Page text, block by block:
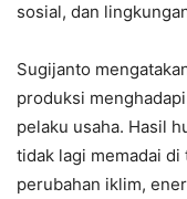
sosial, dan
Sugijanto
produksi
pelaku usaha. Hasil
tidak lagi memadai di
perubahan iklim,